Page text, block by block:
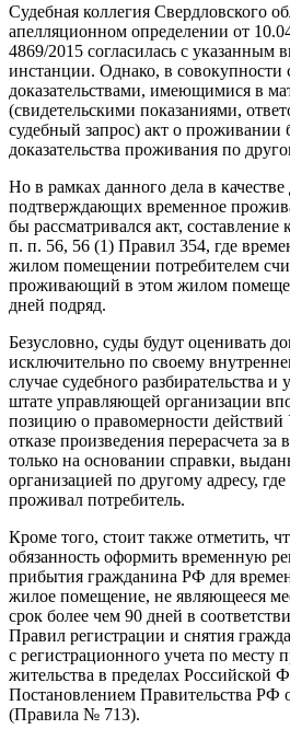
Судебная коллегия Свердловского
апелляционном определении от
4869/2015 согласилась с указанным
инстанции. Однако, в совокупности
доказательствами, имеющимися в
(свидетельскими показаниями,
судебный запрос) акт о проживании
доказательства проживания по
Но в рамках данного дела в качестве
подтверждающих временное
бы рассматривался акт, составление
п. п. 56, 56 (1) Правил 354, где
жилом помещении потребителем
проживающий в этом жилом
дней подряд.
Безусловно, суды будут оценивать
исключительно по своему
случае судебного разбирательства и
штате управляющей организации
позицию о правомерности
отказе произведения перерасчета за
только на основании справки,
организацией по другому адресу,
проживал потребитель.
Кроме того, стоит также отметить,
обязанность оформить временную
прибытия гражданина РФ для
жилое помещение, не являющееся
срок более чем 90 дней в
Правил регистрации и снятия
с регистрационного учета по месту
жительства в пределах Российской
Постановлением Правительства РФ
(Правила № 713).